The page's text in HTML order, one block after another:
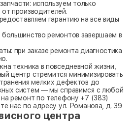
используем только
производителей.
гарантию на все виды
большинство ремонтов завершаем в
при заказе ремонта диагностика
техника в повседневной жизни,
центр стремится минимизировать
мелких дефектов до
систем — мы справимся с любой
ремонт по телефону +7 (383)
нас по адресу ул. Романова, д. 39.
центра